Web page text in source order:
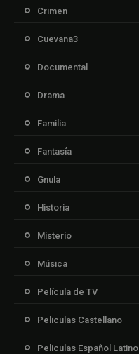
Crimen
Cuevana3
Documental
Drama
Familia
Fantasía
Gnula
Historia
Misterio
Música
Película de TV
Peliculas Castellano
Peliculas Español Latino